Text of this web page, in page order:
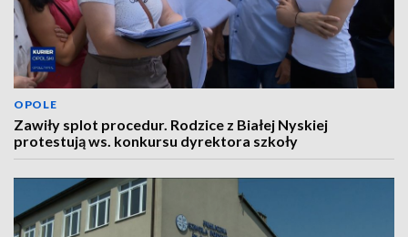
OPOLE
Zawiły splot procedur. Rodzice z Białej Nyskiej
protestują ws. konkursu dyrektora szkoły